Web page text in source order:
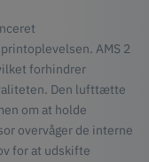
AMS 2
forhindrer
Den lufttætte
om at holde
overvåger de interne
for at udskifte